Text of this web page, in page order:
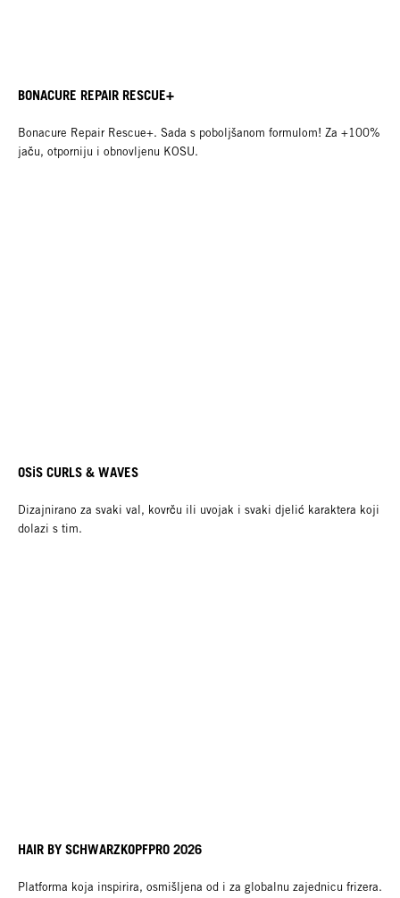
BONACURE REPAIR RESCUE+
Bonacure Repair Rescue+. Sada s poboljšanom formulom! Za +100%
jaču, otporniju i obnovljenu KOSU.
OSiS CURLS & WAVES
Dizajnirano za svaki val, kovrču ili uvojak i svaki djelić karaktera koji
dolazi s tim.
HAIR BY SCHWARZKOPFPRO 2026
Platforma koja inspirira, osmišljena od i za globalnu zajednicu frizera.